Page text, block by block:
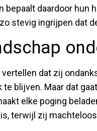
bepaalt daardoor hun
stevig ingrijpen dat
dat zij
te blijven. Maar dat
elke poging
terwijl zij